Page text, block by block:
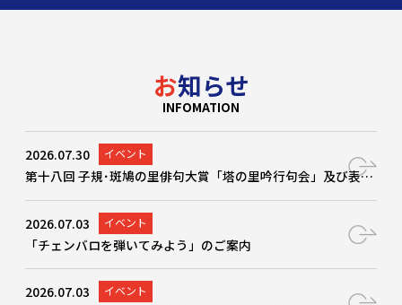
お知らせ
INFOMATION
2026.07.30 イベント
第十八回 子規･斑鳩の里俳句大賞「塔の里吟行句会」及び表彰式
2026.07.03 イベント
「チェンバロを弾いてみよう」のご案内
2026.07.03 イベント